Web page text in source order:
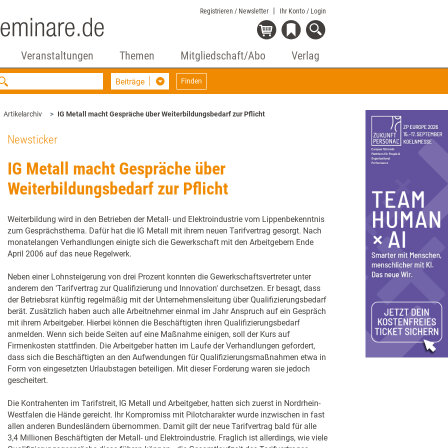
Registrieren / Newsletter Ihr Konto / Login
Veranstaltungen Themen Mitgliedschaft/Abo Verlag
Beiträge Finden
Artikelarchiv IG Metall macht Gespräche über Weiterbildungsbedarf zur Pflicht
Newsticker
IG Metall macht Gespräche über
Weiterbildungsbedarf zur Pflicht
Weiterbildung wird in den Betrieben der Metall- und Elektroindustrie vom Lippenbekenntnis
zum Gesprächsthema. Dafür hat die IG Metall mit ihrem neuen Tarifvertrag gesorgt. Nach
monatelangen Verhandlungen einigte sich die Gewerkschaft mit den Arbeitgebern Ende
April 2006 auf das neue Regelwerk.
Neben einer Lohnsteigerung von drei Prozent konnten die Gewerkschaftsvertreter unter
anderem den 'Tarifvertrag zur Qualifizierung und Innovation' durchsetzen. Er besagt, dass
der Betriebsrat künftig regelmäßig mit der Unternehmensleitung über Qualifizierungsbedarf
berät. Zusätzlich haben auch alle Arbeitnehmer einmal im Jahr Anspruch auf ein Gespräch
mit ihrem Arbeitgeber. Hierbei können die Beschäftigten ihren Qualifizierungsbedarf
anmelden. Wenn sich beide Seiten auf eine Maßnahme einigen, soll der Kurs auf
Firmenkosten stattfinden. Die Arbeitgeber hatten im Laufe der Verhandlungen gefordert,
dass sich die Beschäftigten an den Aufwendungen für Qualifizierungsmaßnahmen etwa in
Form von eingesetzten Urlaubstagen beteiligen. Mit dieser Forderung waren sie jedoch
gescheitert.
Die Kontrahenten im Tarifstreit, IG Metall und Arbeitgeber, hatten sich zuerst in Nordrhein-
Westfalen die Hände gereicht. Ihr Kompromiss mit Pilotcharakter wurde inzwischen in fast
allen anderen Bundesländern übernommen. Damit gilt der neue Tarifvertrag bald für alle
3,4 Millionen Beschäftigten der Metall- und Elektroindustrie. Fraglich ist allerdings, wie viele